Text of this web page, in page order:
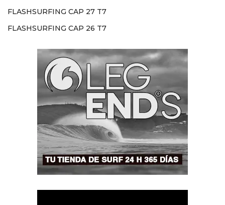
FLASHSURFING CAP 27 T7
FLASHSURFING CAP 26 T7